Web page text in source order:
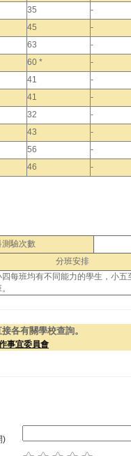
35
-
45
-
63
-
60 *
-
41
-
41
-
32
-
43
-
56
-
46 -
測驗次數
分班安排
每班均有不同能力的學生，小五
各有關學校查詢。
事宜委員會
)